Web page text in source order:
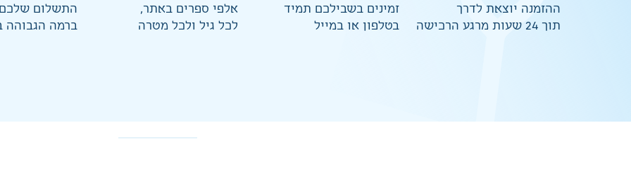
ההזמנה יוצאת לדרך
תוך 24 שעות מרגע הרכישה
זמינים בשבילכם תמיד
בטלפון או במייל
אלפי ספרים באתר,
לכל גיל ולכל מטרה
התשלום
ברמה הגבוהה